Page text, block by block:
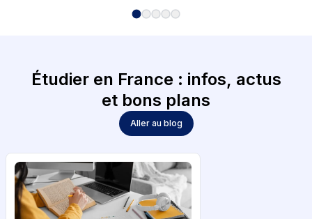
Étudier en France : infos, actus
et bons plans
Aller au blog